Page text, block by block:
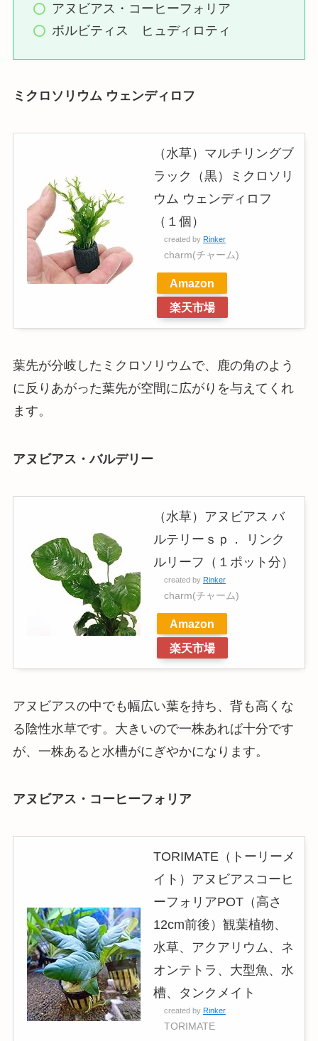
アヌビアス・コーヒーフォリア
ボルビティス ヒュディロティ
ミクロソリウム ウェンディロフ
（水草）マルチリングブ
ラック（黒）ミクロソリ
ウム ウェンディロフ
（１個）
created by Rinker
charm(チャーム)
Amazon
楽天市場
葉先が分岐したミクロソリウムで、鹿の角のよう
に反りあがった葉先が空間に広がりを与えてくれ
ます。
アヌビアス・バルデリー
（水草）アヌビアス バ
ルテリーｓｐ． リンク
ルリーフ（１ポット分）
created by Rinker
charm(チャーム)
Amazon
楽天市場
アヌビアスの中でも幅広い葉を持ち、背も高くな
る陰性水草です。大きいので一株あれば十分です
が、一株あると水槽がにぎやかになります。
アヌビアス・コーヒーフォリア
TORIMATE（トーリーメ
イト）アヌビアスコーヒ
ーフォリアPOT（高さ
12cm前後）観葉植物、
水草、アクアリウム、ネ
オンテトラ、大型魚、水
槽、タンクメイト
created by Rinker
TORIMATE